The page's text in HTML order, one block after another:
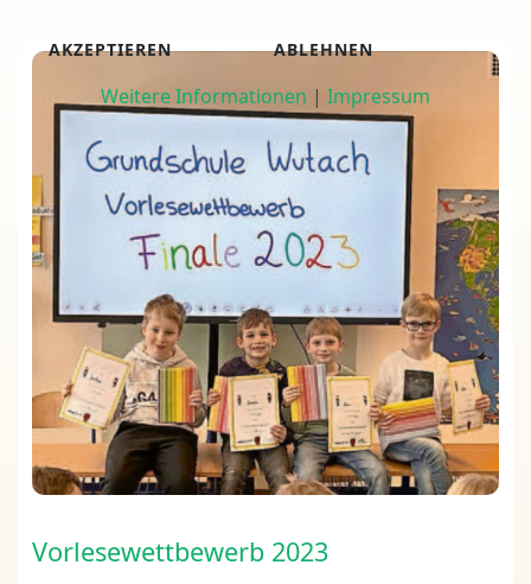
Vorlesewettbewerb 2023
AKZEPTIEREN ABLEHNEN
Weitere Informationen | Impressum